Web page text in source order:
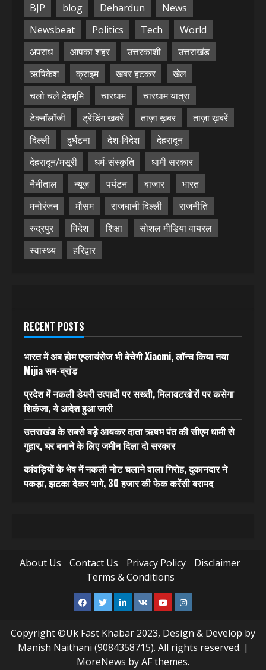
BJP blog Dehardun
News
Newsbeat
Politics Tech
World
अपराध
आपका शहर उत्तरकाशी
उत्तराखंड
ऋषिकेश
क्राइम खबर हटकर
खेल
चलो चले देवभूमि
चारधाम
चारधाम यात्रा
टेक्नॉलॉजी
ट्रेंडिंग खबरें ताज़ा ख़बर
ताज़ा ख़बरें
दिल्ली
दुर्घटना देश-विदेश
देहरादून
देहरादून/मसूरी
धर्म-संस्कृति
धामी सरकार
नैनीताल
न्यूज़ पर्यटन बाजार
भारत
मनोरंजन
मौसम राजधानी दिल्ली
राजनीति
रुद्रपुर
विदेश शिक्षा
सोशल मीडिया वायरल
स्वास्थ्य
हरिद्वार
RECENT POSTS
भारत में अब होम एप्लायंसेज भी बेचेगी Xiaomi, लॉन्च किया नया
Mijia सब-ब्रांड
प्रदेश में नकली डेयरी उत्पादों पर सख्ती, मिलावटखोरों पर कसेगा
शिकंजा, ये आदेश हुआ जारी
उत्तराखंड के सबसे बड़े आयकर दाता ऋषभ पंत की सीएम धामी से
गुहार, घर बनाने के लिए जमीन दिला दो सरकार
कांवड़ियों के भेष में नकली नोट चलाने वाला गिरोह, दुकानदार ने
पकड़ा, झटका देकर भागे, 30 हजार की फेक करेंसी बरामद
About Us Contact Us Privacy Policy
Disclaimer
Terms & Conditions
Facebook
TwitterLinkedin
VK YoutubeInstagram
Copyright ©Uk Fast Khabar 2023, Design & Develop by
Manish Naithani (9084358715). All rights reserved. |
MoreNews by AF themes.